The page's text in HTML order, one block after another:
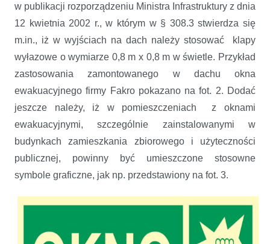
w publikacji rozporządzeniu Ministra Infrastruktury z dnia
12 kwietnia 2002 r., w którym w § 308.3 stwierdza się
m.in., iż w wyjściach na dach należy stosować klapy
wyłazowe o wymiarze 0,8 m x 0,8 m w świetle. Przykład
zastosowania zamontowanego w dachu okna
ewakuacyjnego firmy Fakro pokazano na fot. 2. Dodać
jeszcze należy, iż w pomieszczeniach z oknami
ewakuacyjnymi, szczególnie zainstalowanymi w
budynkach zamieszkania zbiorowego i użyteczności
publicznej, powinny być umieszczone stosowne
symbole graficzne, jak np. przedstawiony na fot. 3.